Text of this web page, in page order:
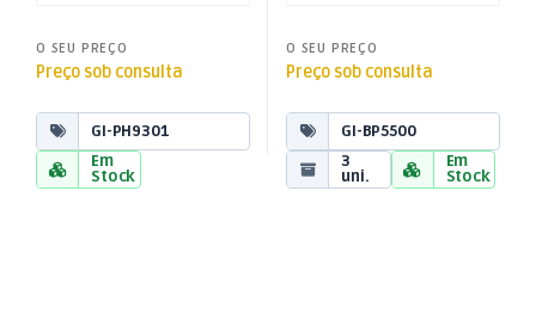
O SEU PREÇO
Preço sob consulta
GI-PH9301
Em
Stock
O SEU PREÇO
Preço sob consulta
GI-BP5500
3
uni.
Em
Stock